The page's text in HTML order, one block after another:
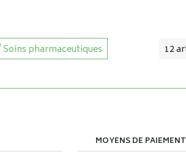
pharmaceutiques
MOYENS DE PAIEMENT